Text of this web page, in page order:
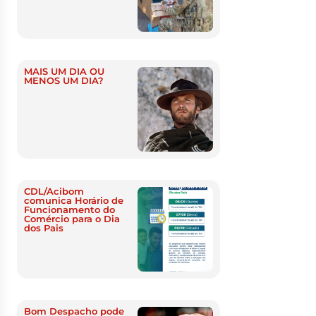
MAIS UM DIA OU
MENOS UM DIA?
CDL/Acibom
comunica Horário de
Funcionamento do
Comércio para o Dia
dos Pais
Bom Despacho pode